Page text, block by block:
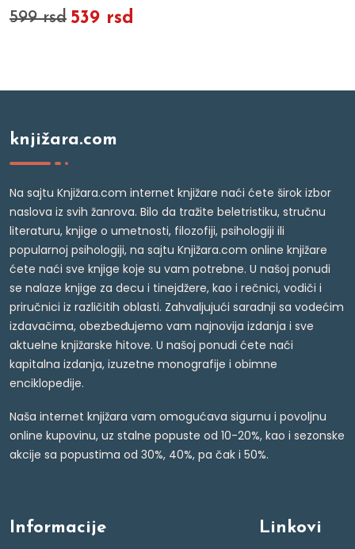
599 rsd 539 rsd
knjižara.com
Na sajtu Knjižara.com internet knjižare naći ćete širok izbor
naslova iz svih žanrova. Bilo da tražite beletristiku, stručnu
literaturu, knjige o umetnosti, filozofiji, psihologiji ili
popularnoj psihologiji, na sajtu Knjižara.com online knjižare
ćete naći sve knjige koje su vam potrebne. U našoj ponudi
se nalaze knjige za decu i tinejdžere, kao i rečnici, vodiči i
priručnici iz različitih oblasti. Zahvaljujući saradnji sa vodećim
izdavačima, obezbeđujemo vam najnovija izdanja i sve
aktuelne knjižarske hitove. U našoj ponudi ćete naći
kapitalna izdanja, izuzetne monografije i obimne
enciklopedije.
Naša internet knjižara vam omogućava sigurnu i povoljnu
online kupovinu, uz stalne popuste od 10-20%, kao i sezonske
akcije sa popustima od 30%, 40%, pa čak i 50%.
Informacije Linkovi